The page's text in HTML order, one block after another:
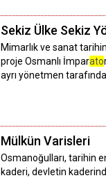
Sekiz Ülke Sekiz
Mimarlık ve sanat
proje Osmanlı İmparato
ayrı yönetmen
Mülkün Varisleri
Osmanoğulları, tarihin
kaderi, devletin